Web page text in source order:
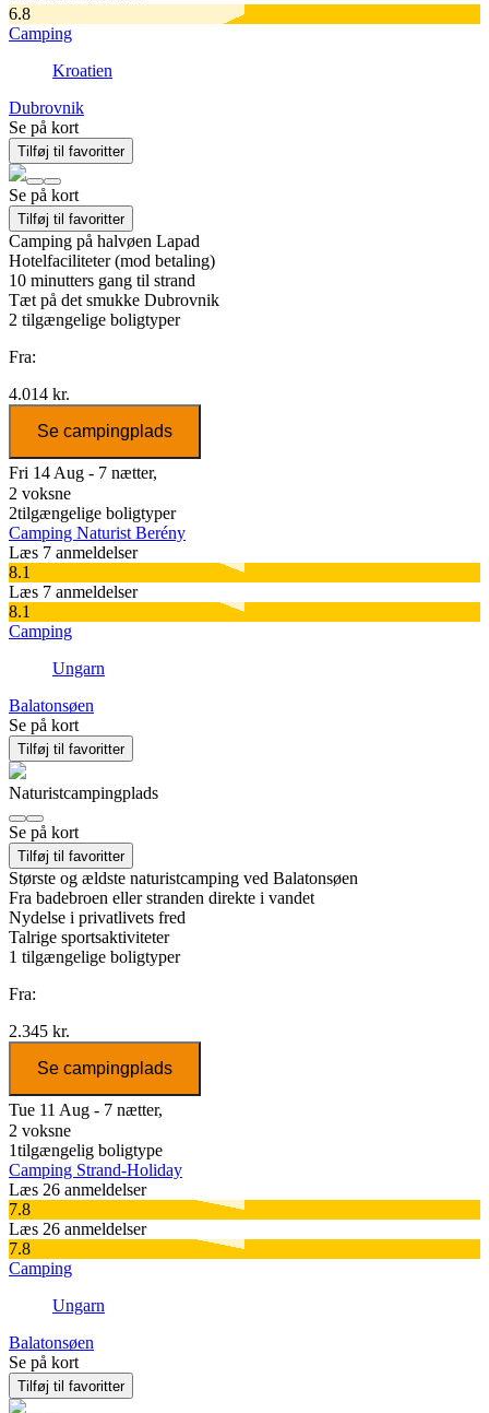
6.8
Camping
Kroatien
Dubrovnik
Se på kort
Tilføj til favoritter
Se på kort
Tilføj til favoritter
Camping på halvøen Lapad
Hotelfaciliteter (mod betaling)
10 minutters gang til strand
Tæt på det smukke Dubrovnik
2 tilgængelige boligtyper
Fra:
4.014 kr.
Se campingplads
Fri 14 Aug - 7 nætter,
2 voksne
2tilgængelige boligtyper
Camping Naturist Berény
Læs 7 anmeldelser
8.1
Læs 7 anmeldelser
8.1
Camping
Ungarn
Balatonsøen
Se på kort
Tilføj til favoritter
Naturistcampingplads
Se på kort
Tilføj til favoritter
Største og ældste naturistcamping ved Balatonsøen
Fra badebroen eller stranden direkte i vandet
Nydelse i privatlivets fred
Talrige sportsaktiviteter
1 tilgængelige boligtyper
Fra:
2.345 kr.
Se campingplads
Tue 11 Aug - 7 nætter,
2 voksne
1tilgængelig boligtype
Camping Strand-Holiday
Læs 26 anmeldelser
7.8
Læs 26 anmeldelser
7.8
Camping
Ungarn
Balatonsøen
Se på kort
Tilføj til favoritter